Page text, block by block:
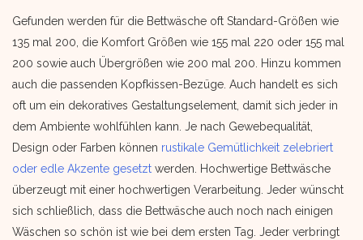
Gefunden werden für die Bettwäsche oft Standard-Größen wie
135 mal 200, die Komfort Größen wie 155 mal 220 oder 155 mal
200 sowie auch Übergrößen wie 200 mal 200. Hinzu kommen
auch die passenden Kopfkissen-Bezüge. Auch handelt es sich
oft um ein dekoratives Gestaltungselement, damit sich jeder in
dem Ambiente wohlfühlen kann. Je nach Gewebequalität,
Design oder Farben können rustikale Gemütlichkeit zelebriert
oder edle Akzente gesetzt werden. Hochwertige Bettwäsche
überzeugt mit einer hochwertigen Verarbeitung. Jeder wünscht
sich schließlich, dass die Bettwäsche auch noch nach einigen
Wäschen so schön ist wie bei dem ersten Tag. Jeder verbringt